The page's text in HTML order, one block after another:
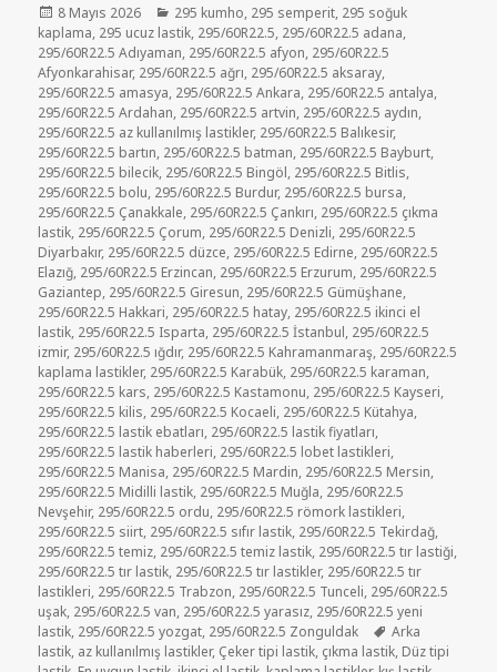
Yayın
tarihi
8 Mayıs 2026 Kategoriler
295 kumho, 295 semperit, 295 soğuk
kaplama, 295 ucuz lastik, 295/60R22.5, 295/60R22.5 adana,
295/60R22.5 Adıyaman, 295/60R22.5 afyon, 295/60R22.5
Afyonkarahisar, 295/60R22.5 ağrı, 295/60R22.5 aksaray,
295/60R22.5 amasya, 295/60R22.5 Ankara, 295/60R22.5 antalya,
295/60R22.5 Ardahan, 295/60R22.5 artvin, 295/60R22.5 aydın,
295/60R22.5 az kullanılmış lastikler, 295/60R22.5 Balıkesir,
295/60R22.5 bartın, 295/60R22.5 batman, 295/60R22.5 Bayburt,
295/60R22.5 bilecik, 295/60R22.5 Bingöl, 295/60R22.5 Bitlis,
295/60R22.5 bolu, 295/60R22.5 Burdur, 295/60R22.5 bursa,
295/60R22.5 Çanakkale, 295/60R22.5 Çankırı, 295/60R22.5 çıkma
lastik, 295/60R22.5 Çorum, 295/60R22.5 Denizli, 295/60R22.5
Diyarbakır, 295/60R22.5 düzce, 295/60R22.5 Edirne, 295/60R22.5
Elazığ, 295/60R22.5 Erzincan, 295/60R22.5 Erzurum, 295/60R22.5
Gaziantep, 295/60R22.5 Giresun, 295/60R22.5 Gümüşhane,
295/60R22.5 Hakkari, 295/60R22.5 hatay, 295/60R22.5 ikinci el
lastik, 295/60R22.5 Isparta, 295/60R22.5 İstanbul, 295/60R22.5
izmir, 295/60R22.5 ığdır, 295/60R22.5 Kahramanmaraş, 295/60R22.5
kaplama lastikler, 295/60R22.5 Karabük, 295/60R22.5 karaman,
295/60R22.5 kars, 295/60R22.5 Kastamonu, 295/60R22.5 Kayseri,
295/60R22.5 kilis, 295/60R22.5 Kocaeli, 295/60R22.5 Kütahya,
295/60R22.5 lastik ebatları, 295/60R22.5 lastik fiyatları,
295/60R22.5 lastik haberleri, 295/60R22.5 lobet lastikleri,
295/60R22.5 Manisa, 295/60R22.5 Mardin, 295/60R22.5 Mersin,
295/60R22.5 Midilli lastik, 295/60R22.5 Muğla, 295/60R22.5
Nevşehir, 295/60R22.5 ordu, 295/60R22.5 römork lastikleri,
295/60R22.5 siirt, 295/60R22.5 sıfır lastik, 295/60R22.5 Tekirdağ,
295/60R22.5 temiz, 295/60R22.5 temiz lastik, 295/60R22.5 tır lastiği,
295/60R22.5 tır lastik, 295/60R22.5 tır lastikler, 295/60R22.5 tır
lastikleri, 295/60R22.5 Trabzon, 295/60R22.5 Tunceli, 295/60R22.5
uşak, 295/60R22.5 van, 295/60R22.5 yarasız, 295/60R22.5 yeni
lastik, 295/60R22.5 yozgat, 295/60R22.5 Zonguldak Etiketler
Arka
lastik, az kullanılmış lastikler, Çeker tipi lastik, çıkma lastik, Düz tipi